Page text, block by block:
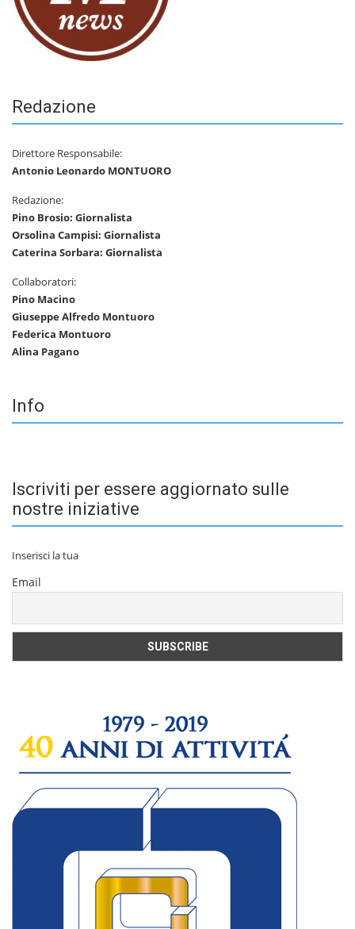
Redazione
Direttore Responsabile:
Antonio Leonardo MONTUORO
Redazione:
Pino Brosio: Giornalista
Orsolina Campisi: Giornalista
Caterina Sorbara: Giornalista
Collaboratori:
Pino Macino
Giuseppe Alfredo Montuoro
Federica Montuoro
Alina Pagano
Info
Iscriviti per essere aggiornato sulle
nostre iniziative
Inserisci la tua
Email